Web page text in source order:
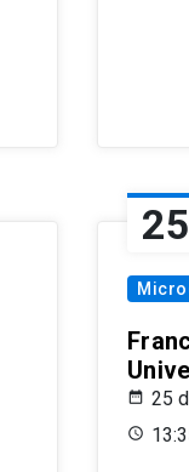
25
25